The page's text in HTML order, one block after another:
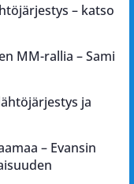
– katso
MM-rallia – Sami
ja
– Evansin